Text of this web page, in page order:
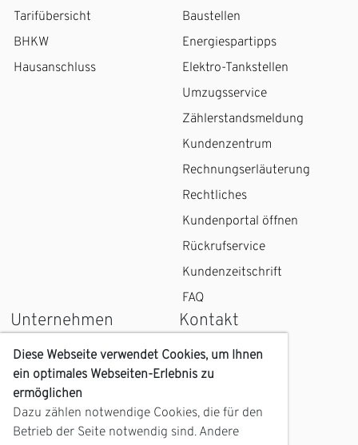
Tarifübersicht
BHKW
Hausanschluss
Baustellen
Energiespartipps
Elektro-Tankstellen
Umzugsservice
Zählerstandsmeldung
Kundenzentrum
Rechnungserläuterung
Rechtliches
Kundenportal öffnen
Rückrufservice
Kundenzeitschrift
FAQ
Unternehmen
Wir über uns
Karriere
Geschichte
Zukunft
Kontakt
Kontaktformular
Kundenzentrum
Diese Webseite verwendet Cookies, um Ihnen
ein optimales Webseiten-Erlebnis zu
ermöglichen
Dazu zählen notwendige Cookies, die für den
Betrieb der Seite notwendig sind. Andere